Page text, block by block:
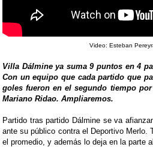
Video: Esteban
Villa Dálmine ya suma 9 puntos en 4
Con un equipo que cada partido que
goles fueron en el segundo tiempo
Mariano Ridao. Ampliaremos.
Partido tras partido Dálmine se va
ante su público contra el Deportivo Merlo.
el promedio, y además lo deja en la parte